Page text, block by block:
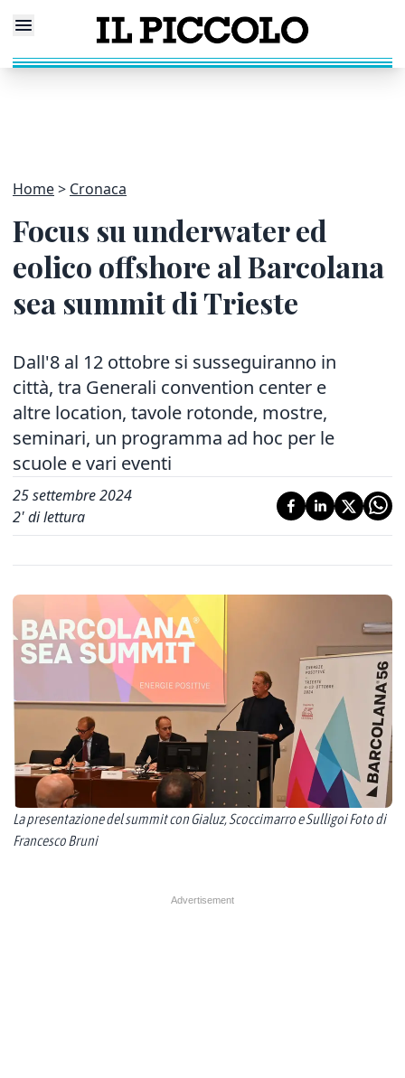
Home Cronaca
Focus su underwater ed
eolico offshore al Barcolana
sea summit di Trieste
Dall'8 al 12 ottobre si susseguiranno in
città, tra Generali convention center e
altre location, tavole rotonde, mostre,
seminari, un programma ad hoc per le
scuole e vari eventi
25 settembre 2024
2' di lettura
La presentazione del summit con Gialuz, Scoccimarro e Sulligoi Foto di
Francesco Bruni